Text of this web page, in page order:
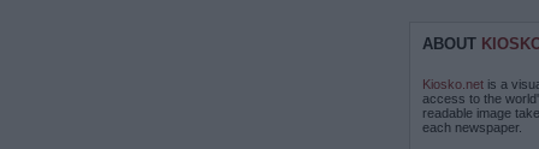
ABOUT
Kiosko.net is a
access to the
readable image
each newspaper.